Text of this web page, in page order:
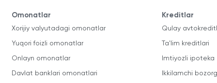
Omonatlar
Xorijiy valyutadagi omonatlar
Yuqori foizli omonatlar
Onlayn omonatlar
Davlat banklari omonatlari
Kreditlar
Qulay
Ta'lim kreditlari
Imtiyozli ipoteka
Ikkilamchi